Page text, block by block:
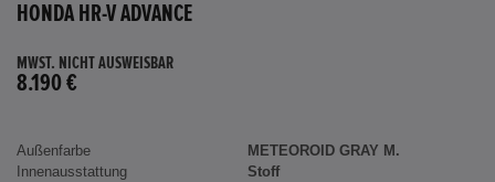
HONDA HR-V ADVANCE
MWST. NICHT AUSWEISBAR
8.190 €
Außenfarbe
METEOROID GRAY M.
Innenausstattung
Stoff